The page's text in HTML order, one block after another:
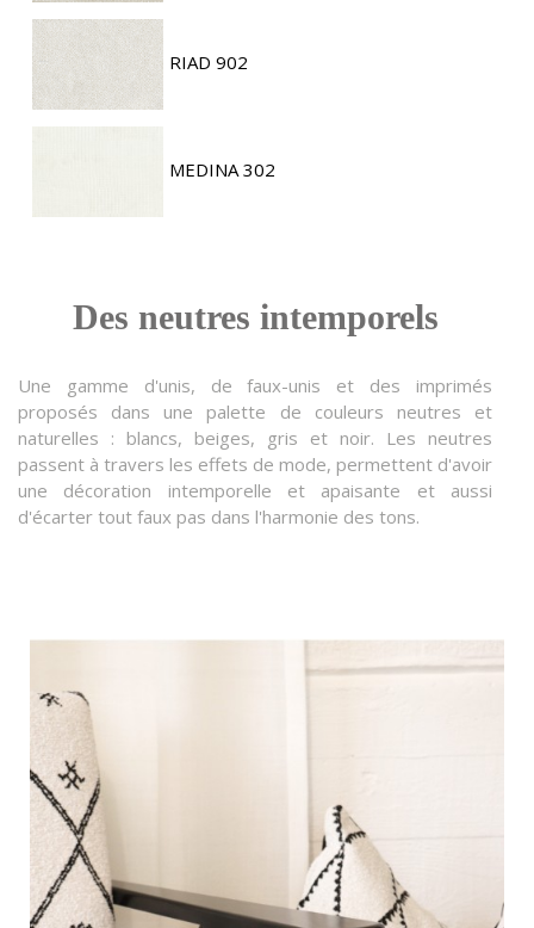
RIAD 902
MEDINA 302
Des neutres intemporels
Une gamme d'unis, de faux-unis et des imprimés
proposés dans une palette de couleurs neutres et
naturelles : blancs, beiges, gris et noir. Les neutres
passent à travers les effets de mode, permettent d'avoir
une décoration intemporelle et apaisante et aussi
d'écarter tout faux pas dans l'harmonie des tons.